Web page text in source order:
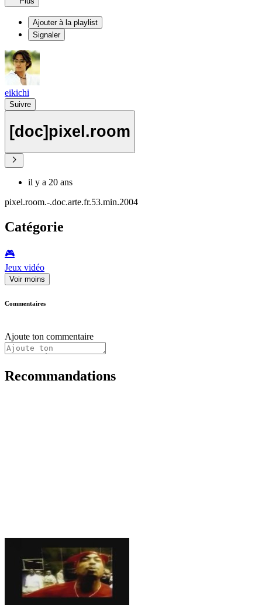
Ajouter à la playlist
Signaler
eikichi
Suivre
[doc]pixel.room
il y a 20 ans
pixel.room.-.doc.arte.fr.53.min.2004
Catégorie
🎮️
Jeux vidéo
Voir moins
Commentaires
Ajoute ton commentaire
Recommandations